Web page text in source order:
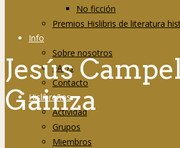
No ficción
Premios Hislibris de literatura
Info
Sobre nosotros
FAQs
Contacto
Hislibreños
Actividad
Grupos
Miembros
Jesús
Gainza